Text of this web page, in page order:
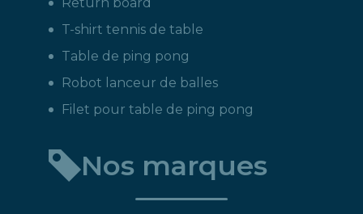
T-shirt tennis de table
Table de ping pong
Robot lanceur de balles
Filet pour table de ping pong
Nos marques